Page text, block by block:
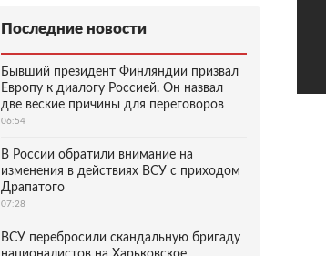
Последние новости
Бывший президент Финляндии призвал
Европу к диалогу Россией. Он назвал
две веские причины для переговоров
06:54
В России обратили внимание на
изменения в действиях ВСУ с приходом
Драпатого
07:28
ВСУ перебросили скандальную бригаду